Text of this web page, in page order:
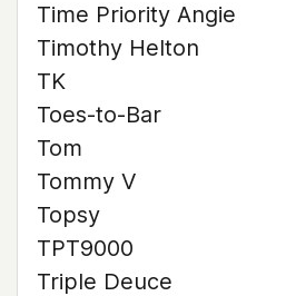
Time Priority Angie
Timothy Helton
TK
Toes-to-Bar
Tom
Tommy V
Topsy
TPT9000
Triple Deuce